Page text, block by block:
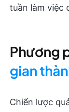
tuần làm việc
Phương
gian
Chiến lược